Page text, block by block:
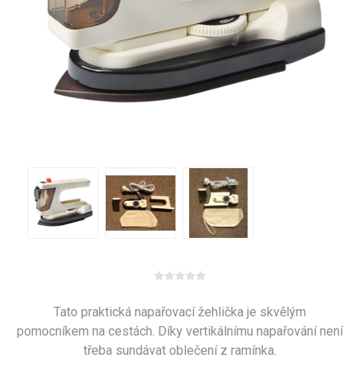
Tato praktická napařovací žehlička je skvělým
pomocníkem na cestách. Díky vertikálnímu napařování není
třeba sundávat oblečení z ramínka.